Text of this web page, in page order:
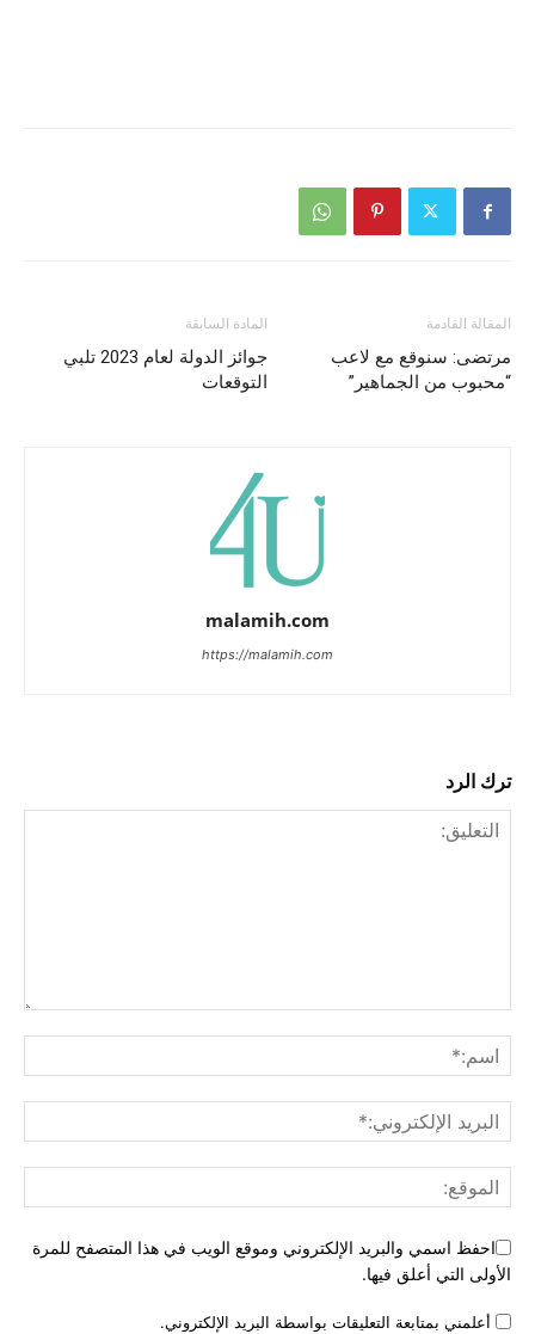
المادة السابقة
جوائز الدولة لعام 2023 تلبي
التوقعات
المقالة القادمة
مرتضى: سنوقع مع لاعب
“محبوب من الجماهير”
malamih.com
https://malamih.com
ترك الرد
احفظ اسمي والبريد الإلكتروني وموقع الويب في هذا المتصفح للمرة
الأولى التي أعلق فيها.
أعلمني بمتابعة التعليقات بواسطة البريد الإلكتروني.